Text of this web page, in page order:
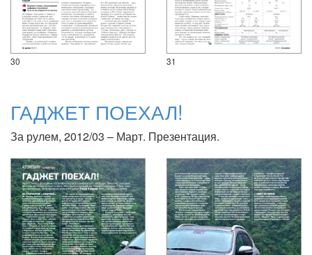
30 31
ГАДЖЕТ ПОЕХАЛ!
За рулем, 2012/03 – Март. Презентация.